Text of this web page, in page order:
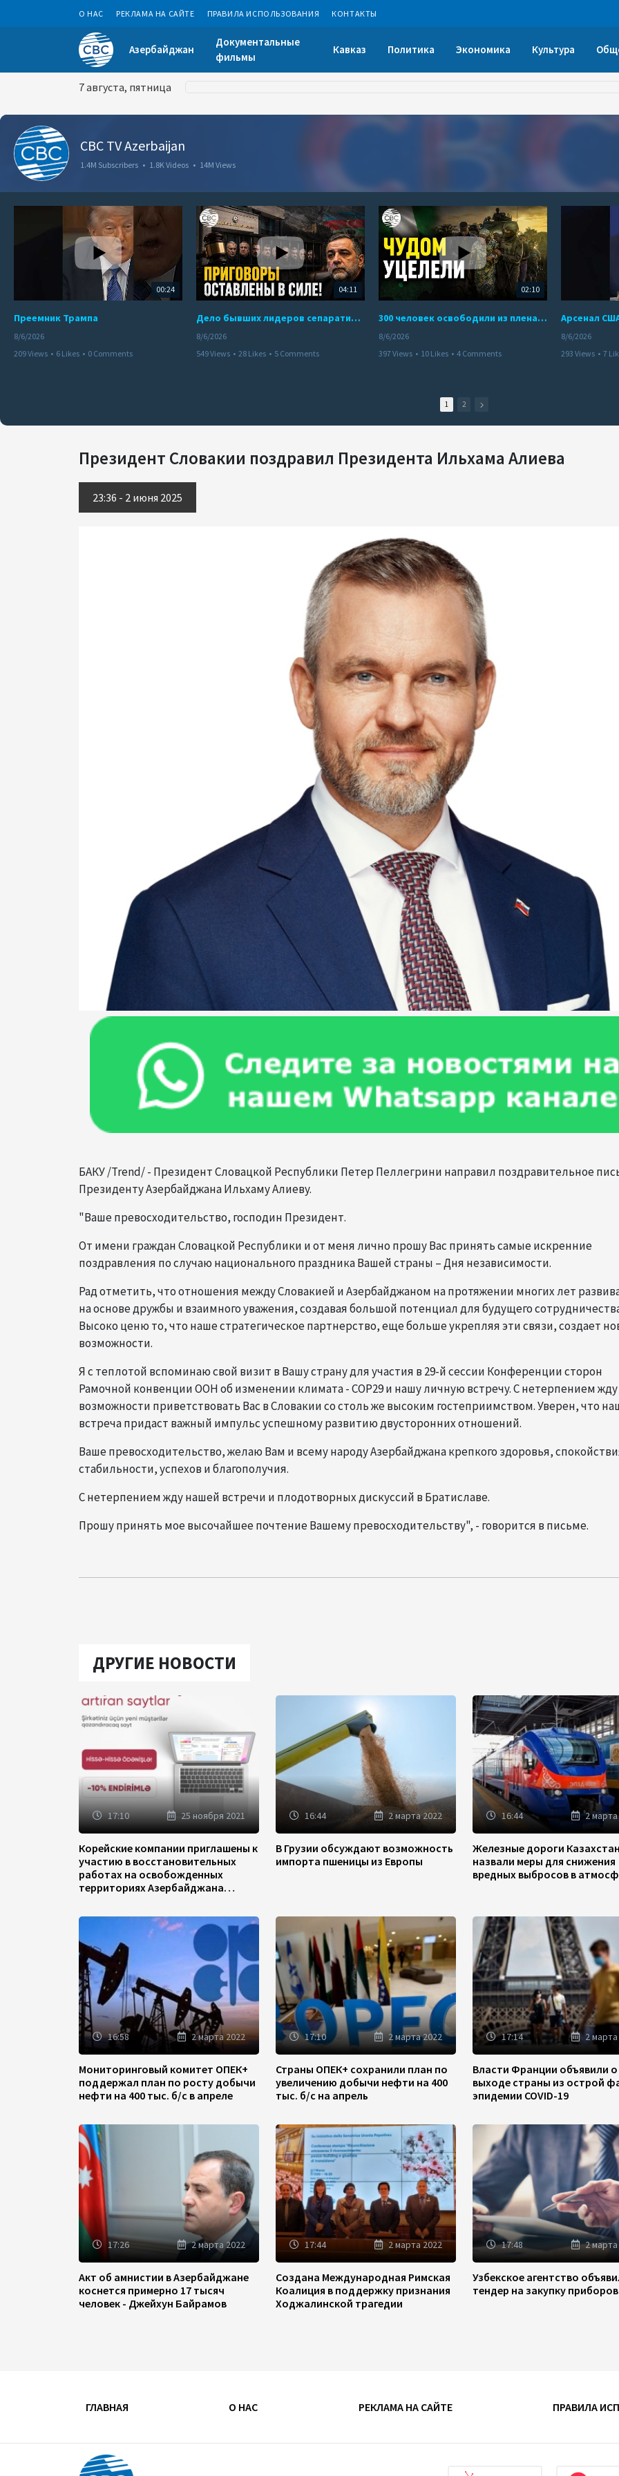
О НАС РЕКЛАМА НА САЙТЕ ПРАВИЛА ИСПОЛЬЗОВАНИЯ КОНТАКТЫ
Азербайджан
Документальные
фильмы
Кавказ Политика Экономика Культура
7 августа, пятница
CBC TV Azerbaijan
1.4M Subscribers • 1.8K Videos • 14M Views
00:24
Преемник Трампа
8/6/2026
209 Views • 6 Likes • 0 Comments
04:11
Дело бывших лидеров сепаратистского режима в Карабахе
8/6/2026
549 Views • 28 Likes • 5 Comments
02:10
300 человек освободили из плена террористов. Невероятная история спасения
8/6/2026
397 Views • 10 Likes • 4 Comments
8/6/2026
293 Views • 7
1 2
Президент Словакии поздравил Президента Ильхама Алиева
23:36 - 2 июня 2025
БАКУ /Trend/ - Президент Словацкой Республики Петер Пеллегрини направил поздравительное
Президенту Азербайджана Ильхаму Алиеву.
"Ваше превосходительство, господин Президент.
От имени граждан Словацкой Республики и от меня лично прошу Вас принять самые искренние
поздравления по случаю национального праздника Вашей страны – Дня независимости.
Рад отметить, что отношения между Словакией и Азербайджаном на протяжении многих лет
на основе дружбы и взаимного уважения, создавая большой потенциал для будущего
Высоко ценю то, что наше стратегическое партнерство, еще больше укрепляя эти связи, создает
возможности.
Я с теплотой вспоминаю свой визит в Вашу страну для участия в 29-й сессии Конференции сторон
Рамочной конвенции ООН об изменении климата - СОР29 и нашу личную встречу. С нетерпением жду
возможности приветствовать Вас в Словакии со столь же высоким гостеприимством. Уверен, что
встреча придаст важный импульс успешному развитию двусторонних отношений.
Ваше превосходительство, желаю Вам и всему народу Азербайджана крепкого здоровья,
стабильности, успехов и благополучия.
С нетерпением жду нашей встречи и плодотворных дискуссий в Братиславе.
Прошу принять мое высочайшее почтение Вашему превосходительству", - говорится в письме.
ДРУГИЕ НОВОСТИ
17:10 25 ноября 2021
Корейские компании приглашены к
участию в восстановительных
работах на освобожденных
территориях Азербайджана
16:44 2 марта 2022
В Грузии обсуждают возможность
импорта пшеницы из Европы
16:44 2 марта
Железные дороги
назвали меры для снижения
вредных выбросов в
16:58 2 марта 2022
Мониторинговый комитет ОПЕК+
поддержал план по росту добычи
нефти на 400 тыс. б/с в апреле
17:10 2 марта 2022
Страны ОПЕК+ сохранили план по
увеличению добычи нефти на 400
тыс. б/с на апрель
17:14 2 марта
Власти Франции объявили о
выходе страны из острой
эпидемии COVID-19
17:26 2 марта 2022
Акт об амнистии в Азербайджане
коснется примерно 17 тысяч
человек - Джейхун Байрамов
17:44 2 марта 2022
Создана Международная Римская
Коалиция в поддержку признания
Ходжалинской трагедии
17:48 2 марта
Узбекское агентство
тендер на закупку приборов
ГЛАВНАЯ О НАС РЕКЛАМА НА САЙТЕ ПРАВИЛА